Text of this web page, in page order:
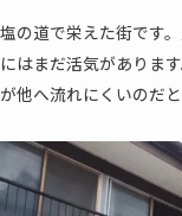
塩の道で栄えた街です
にはまだ活気がありま
が他へ流れにくいのだと